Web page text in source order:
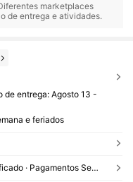
marketplaces
de entrega e atividades.
de entrega:Agosto 13 -
e feriados
Reenviar se o item estiver perdido/danificado · Pagamentos Seguros · Proteção de privacidade